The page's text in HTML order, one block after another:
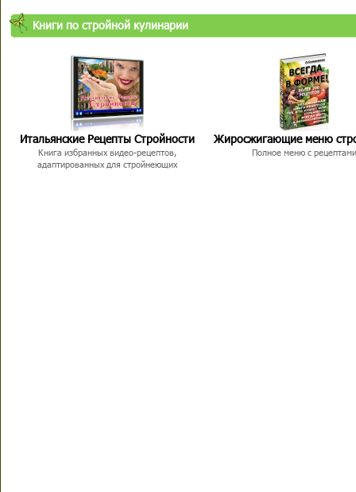
Книги по стройной кулинарии
Итальянские Рецепты Стройности
Книга избранных видео-рецептов,
адаптированных для стройнеющих
Жиросжигающие меню
Полное меню с рецептами